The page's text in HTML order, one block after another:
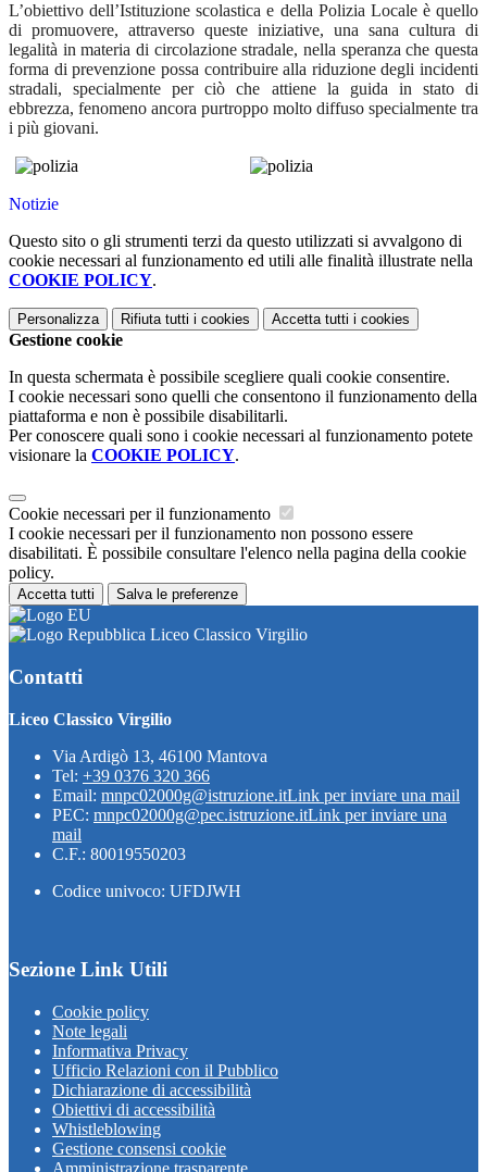
L’obiettivo dell’Istituzione scolastica e della Polizia Locale è quello
di promuovere, attraverso queste iniziative, una sana cultura di
legalità in materia di circolazione stradale, nella speranza che questa
forma di prevenzione possa contribuire alla riduzione degli incidenti
stradali, specialmente per ciò che attiene la guida in stato di
ebbrezza, fenomeno ancora purtroppo molto diffuso specialmente tra
i più giovani.
Notizie
Questo sito o gli strumenti terzi da questo utilizzati si avvalgono di
cookie necessari al funzionamento ed utili alle finalità illustrate nella
COOKIE POLICY.
Personalizza Rifiuta tutti i cookies Accetta tutti i cookies
Gestione cookie
In questa schermata è possibile scegliere quali cookie consentire.
I cookie necessari sono quelli che consentono il funzionamento della
piattaforma e non è possibile disabilitarli.
Per conoscere quali sono i cookie necessari al funzionamento potete
visionare la COOKIE POLICY.
Cookie necessari per il funzionamento
I cookie necessari per il funzionamento non possono essere
disabilitati. È possibile consultare l'elenco nella pagina della cookie
policy.
Accetta tutti Salva le preferenze
Liceo Classico Virgilio
Contatti
Liceo Classico Virgilio
Via Ardigò 13, 46100 Mantova
Tel: +39 0376 320 366
Email: mnpc02000g@istruzione.itLink per inviare una mail
PEC: mnpc02000g@pec.istruzione.itLink per inviare una
mail
C.F.: 80019550203
Codice univoco: UFDJWH
Sezione Link Utili
Cookie policy
Note legali
Informativa Privacy
Ufficio Relazioni con il Pubblico
Dichiarazione di accessibilità
Obiettivi di accessibilità
Whistleblowing
Gestione consensi cookie
Amministrazione trasparente